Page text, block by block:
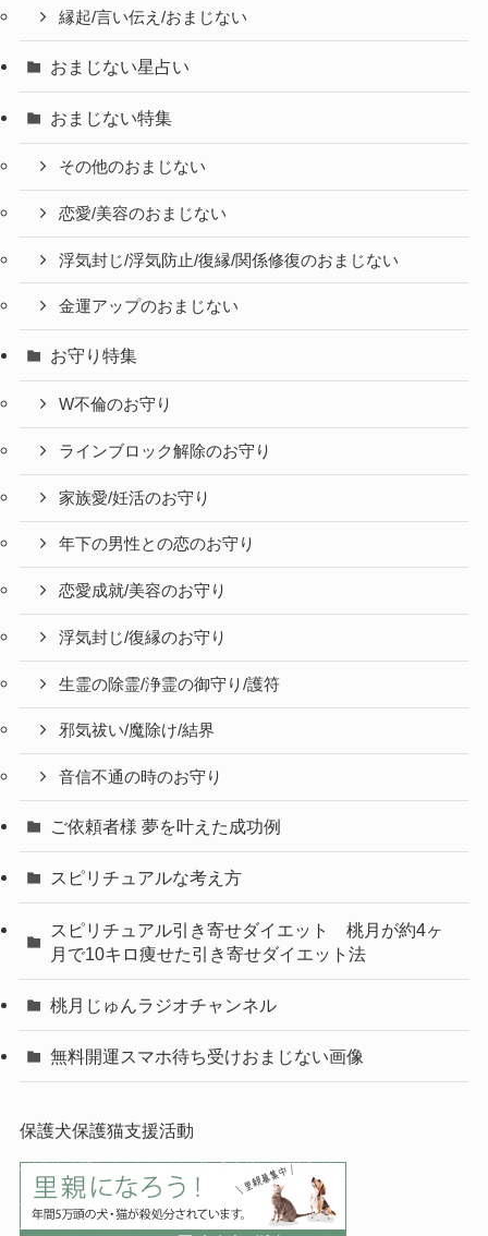
縁起/言い伝え/おまじない
おまじない星占い
おまじない特集
その他のおまじない
恋愛/美容のおまじない
浮気封じ/浮気防止/復縁/関係修復のおまじない
金運アップのおまじない
お守り特集
W不倫のお守り
ラインブロック解除のお守り
家族愛/妊活のお守り
年下の男性との恋のお守り
恋愛成就/美容のお守り
浮気封じ/復縁のお守り
生霊の除霊/浄霊の御守り/護符
邪気祓い/魔除け/結界
音信不通の時のお守り
ご依頼者様 夢を叶えた成功例
スピリチュアルな考え方
スピリチュアル引き寄せダイエット 桃月が約4ヶ
月で10キロ痩せた引き寄せダイエット法
桃月じゅんラジオチャンネル
無料開運スマホ待ち受けおまじない画像
保護犬保護猫支援活動